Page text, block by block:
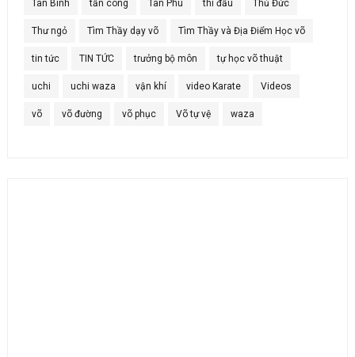
Tân Bình tấn công Tân Phú thi đấu Thủ Đức
Thư ngỏ Tìm Thầy dạy võ Tìm Thầy và Địa Điểm Học võ
tin tức TIN TỨC trưởng bộ môn tự học võ thuật
uchi uchi waza vận khí video Karate Videos
võ võ đường võ phục Võ tự vệ waza